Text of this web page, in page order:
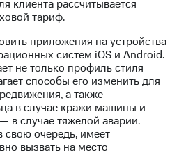
клиента рассчитывается
тариф.
приложения на устройства
систем iOS и Android.
не только профиль стиля
способы его изменить для
а также
в случае кражи машины и
в случае тяжелой аварии.
свою очередь, имеет
вызвать на место